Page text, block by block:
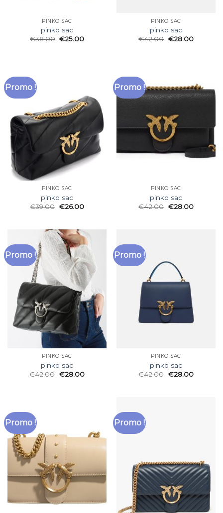
PINKO SAC
pinko sac
€38.00 €25.00
PINKO SAC
pinko sac
€42.00 €28.00
Promo !
PINKO SAC
pinko sac
€39.00 €26.00
Promo !
PINKO SAC
pinko sac
€42.00 €28.00
Promo !
PINKO SAC
pinko sac
€42.00 €28.00
Promo !
PINKO SAC
pinko sac
€42.00 €28.00
Promo ! Promo !